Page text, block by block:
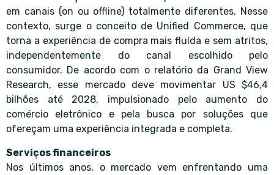
em canais (on ou offline) totalmente diferentes. Nesse
contexto, surge o conceito de Unified Commerce, que
torna a experiência de compra mais fluída e sem atritos,
independentemente do canal escolhido pelo
consumidor. De acordo com o relatório da Grand View
Research, esse mercado deve movimentar US $46,4
bilhões até 2028, impulsionado pelo aumento do
comércio eletrônico e pela busca por soluções que
ofereçam uma experiência integrada e completa.
Serviços financeiros
Nos últimos anos, o mercado vem enfrentando uma